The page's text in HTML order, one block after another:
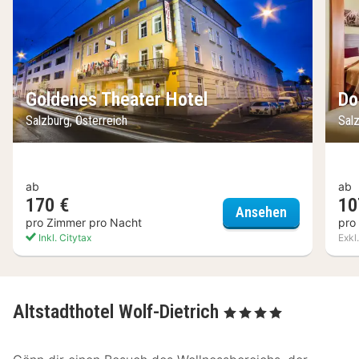
Goldenes Theater Hotel
Salzburg, Österreich
ab
170 €
pro Zimmer pro Nacht
Inkl. Citytax
Ansehen Goldenes
ab
pro
Altstadthotel Wolf-Dietrich , 4 Sterne